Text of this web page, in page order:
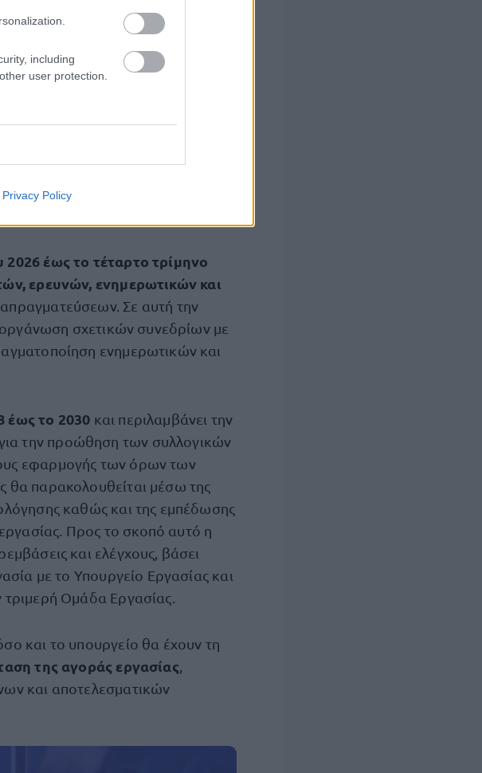
including
user protection.
Privacy Policy
μέχρι το δεύτερο τρίμηνο του
δεδομένων,
Συλλογικές Συμβάσεις. Στην
Συλλογικών Συβάσεων
Ρυθμίσεων Εργασίας και
εξέλιξης του ποσοστού
2026 έως το τέταρτο τρίμηνο
ερευνών, ενημερωτικών και
Σε αυτή την
σχετικών συνεδρίων με
ενημερωτικών και
έως το 2030 και περιλαμβάνει την
την προώθηση των συλλογικών
εφαρμογής των όρων των
θα παρακολουθείται μέσω της
καθώς και της εμπέδωσης
Προς το σκοπό αυτό η
και ελέγχους, βάσει
με το Υπουργείο Εργασίας και
Ομάδα Εργασίας.
και το υπουργείο θα έχουν τη
της αγοράς εργασίας
και αποτελεσματικών